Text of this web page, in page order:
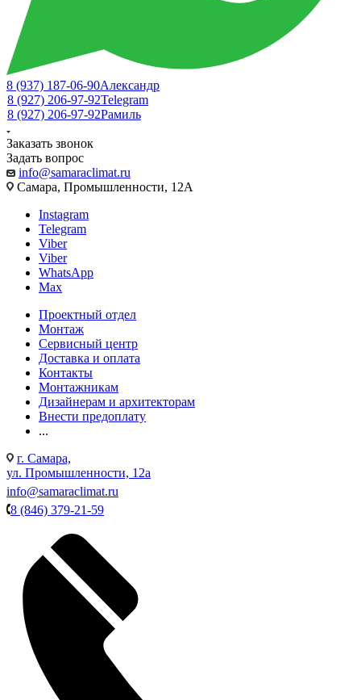
8 (937) 187-06-90Александр
8 (927) 206-97-92Telegram
8 (927) 206-97-92Рамиль
Заказать звонок
Задать вопрос
info@samaraclimat.ru
Самара, Промышленности, 12А
Instagram
Telegram
Viber
Viber
WhatsApp
Max
Проектный отдел
Монтаж
Сервисный центр
Доставка и оплата
Контакты
Монтажникам
Дизайнерам и архитекторам
Внести предоплату
...
г. Самара,
ул. Промышленности, 12а
info@samaraclimat.ru
8 (846) 379-21-59